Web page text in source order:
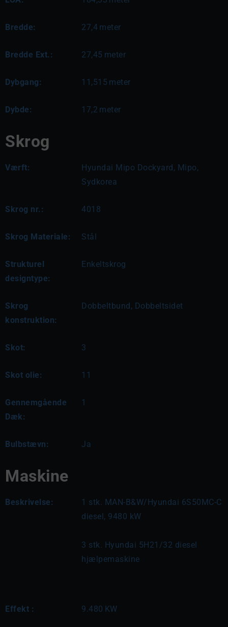
Bredde: 27,4 meter
Bredde Ext.: 27,45 meter
Dybgang: 11,515 meter
Dybde: 17,2 meter
Skrog
Værft:
Hyundai Mipo Dockyard, Mipo,
Sydkorea
Skrog nr.: 4018
Skrog Materiale: Stål
Strukturel
designtype:
Enkeltskrog
Skrog
konstruktion:
Dobbeltbund, Dobbeltsidet
Skot: 3
Skot olie: 11
Gennemgående
Dæk:
1
Bulbstævn: Ja
Maskine
Beskrivelse:
1 stk. MAN-B&W/Hyundai 6S50MC-C
diesel, 9480 kW
3 stk. Hyundai 5H21/32 diesel
hjælpemaskine
Effekt : 9.480 KW